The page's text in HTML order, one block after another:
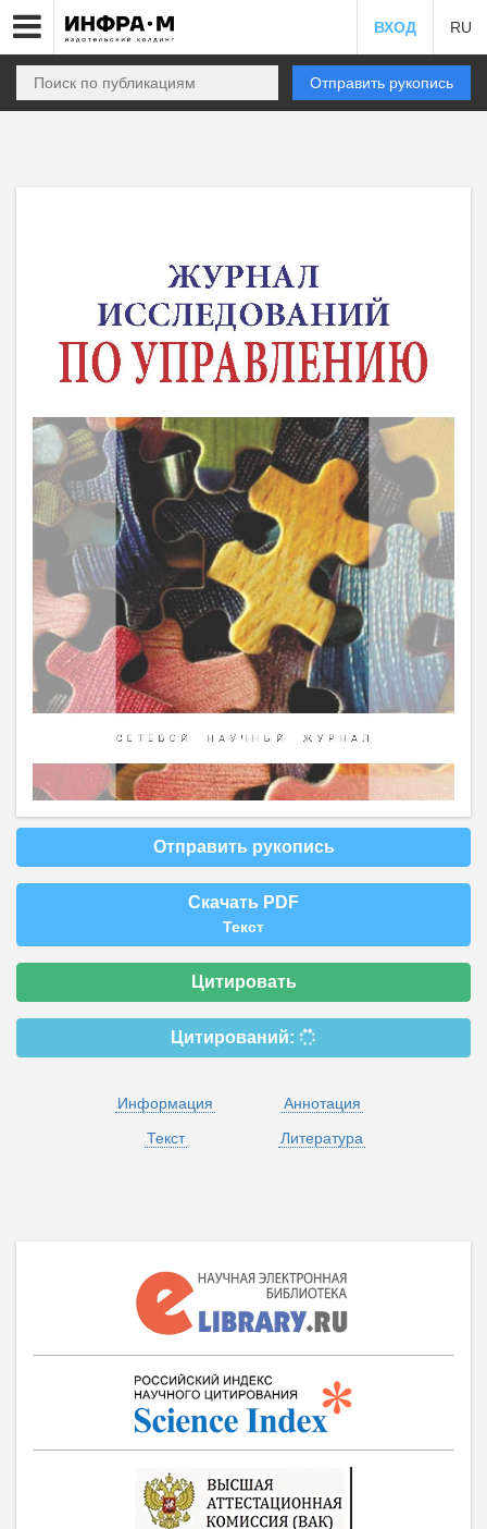
ВХОД RU
Отправить рукопись
Отправить рукопись
Скачать PDF
Текст
Цитировать
Цитирований:
Информация
Аннотация
Текст
Литература